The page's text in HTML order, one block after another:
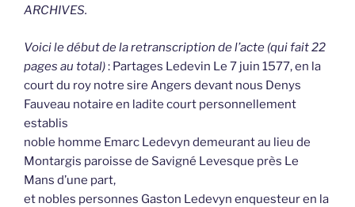
ARCHIVES.
Voici le début de la retranscription de l’acte (qui fait 22
pages au total): Partages Ledevin Le 7 juin 1577, en la
court du roy notre sire Angers devant nous Denys
Fauveau notaire en ladite court personnellement
establis
noble homme Emarc Ledevyn demeurant au lieu de
Montargis paroisse de Savigné Levesque près Le
Mans d’une part,
et nobles personnes Gaston Ledevyn enquesteur en la